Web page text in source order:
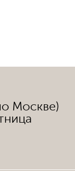
Москве)